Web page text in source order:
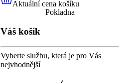
0,00 KčAktuální cena košíku
Aktuální cena košíku
Pokladna
Váš košík
Vyberte službu, která je pro Vás
nejvhodnější